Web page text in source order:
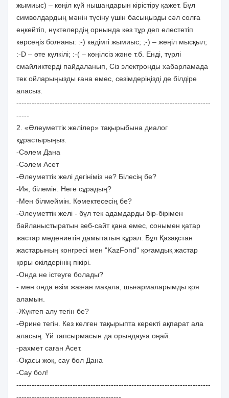
жымиыс) – көңіл күй нышандарын кірістіру қажет. Бұл
символдардың мәнін түсіну үшін басыңызды сәл солға
еңкейтіп, нүктелердің орнында көз тұр деп елестетіп
көрсеңіз болғаны: :-) кәдімгі жымиыс; ;-) – жеңіл мысқыл;
:-D – өте күлкілі; :-( – көңілсіз және т.б. Енді, түрлі
смайликтерді пайдаланып, Сіз электронды хабарламада
тек ойларыңызды ғана емес, сезімдеріңізді де білдіре
аласыз.
----------------------------------------------------------------------------
-----
2. «Әлеуметтік желілер» тақырыбына диалог
құрастырыңыз.
-Сәлем Дана
-Сәлем Асет
-Әлеуметтік желі дегініміз не? Білесің бе?
-Ия, білемін. Неге сұрадың?
-Мен білмеймін. Көмектесесің бе?
-Әлеуметтік желі - бұл тек адамдарды бір-бірімен
байланыстыратын веб-сайт қана емес, сонымен қатар
жастар мәдениетін дамытатын құрал. Бұл Қазақстан
жастарының конгресі мен "KazFond" қоғамдық жастар
қоры өкілдерінің пікірі.
-Онда не істеуге болады?
- мен онда өзім жазған мақала, шығармаларымды қоя
аламын.
-Жүктеп алу тегін бе?
-Әрине тегін. Кез келген тақырыпта керекті ақпарат ала
аласың. Үй тапсырмасын да орындауға оңай.
-рахмет саған Асет.
-Оқасы жоқ, сау бол Дана
-Сау бол!
----------------------------------------------------------------------------